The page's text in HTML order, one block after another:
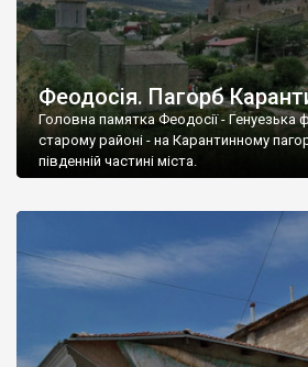
Феодосія. Пагорб
Головна памятка Феодосії - Генуезька
старому районі - на Карантинному
південній частині міста.